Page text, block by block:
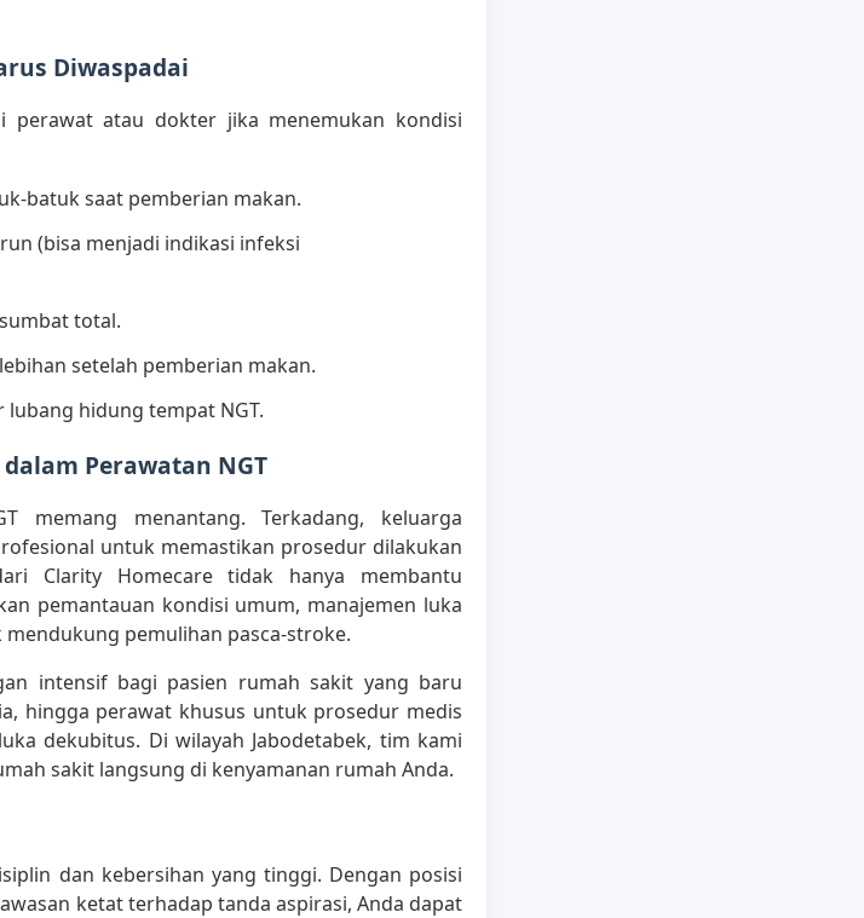
Diwaspadai
perawat atau dokter jika menemukan kondisi
batuk saat pemberian makan.
(bisa menjadi indikasi infeksi
total.
setelah pemberian makan.
hidung tempat NGT.
Perawatan NGT
memang menantang. Terkadang, keluarga
untuk memastikan prosedur dilakukan
Clarity Homecare tidak hanya membantu
pemantauan kondisi umum, manajemen luka
pemulihan pasca-stroke.
intensif bagi pasien rumah sakit yang baru
hingga perawat khusus untuk prosedur medis
dekubitus. Di wilayah Jabodetabek, tim kami
sakit langsung di kenyamanan rumah Anda.
dan kebersihan yang tinggi. Dengan posisi
ketat terhadap tanda aspirasi, Anda dapat